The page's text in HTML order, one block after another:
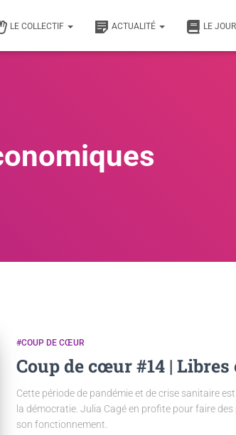
LE COLLECTIF ACTUALITÉ LE
#COUP DE CŒUR
Coup de cœur #14 |
Cette période de pandémie et de crise sanitaire
la démocratie. Julia Cagé en profite pour faire
son fonctionnement.